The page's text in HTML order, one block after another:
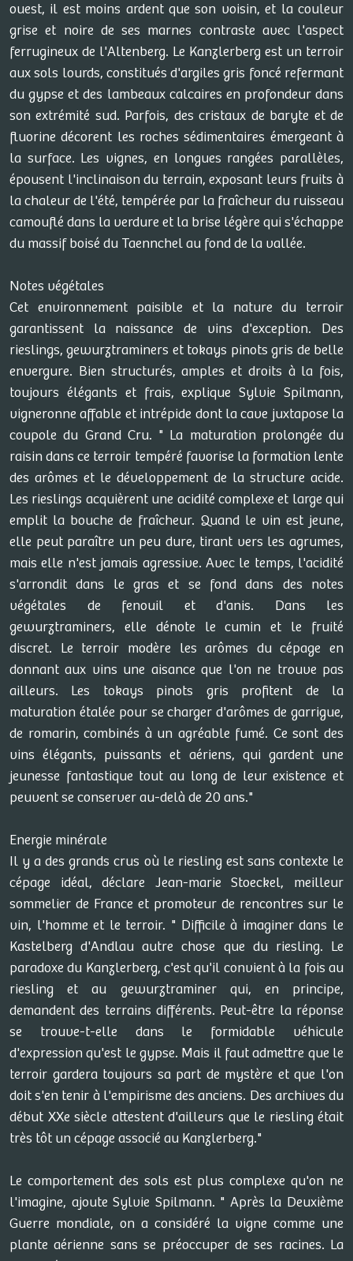
ouest, il est moins ardent que son voisin, et la couleur
grise et noire de ses marnes contraste avec l'aspect
ferrugineux de l'Altenberg. Le Kanzlerberg est un terroir
aux sols lourds, constitués d'argiles gris foncé refermant
du gypse et des lambeaux calcaires en profondeur dans
son extrémité sud. Parfois, des cristaux de baryte et de
fluorine décorent les roches sédimentaires émergeant à
la surface. Les vignes, en longues rangées parallèles,
épousent l'inclinaison du terrain, exposant leurs fruits à
la chaleur de l'été, tempérée par la fraîcheur du ruisseau
camouflé dans la verdure et la brise légère qui s'échappe
du massif boisé du Taennchel au fond de la vallée.
Notes végétales
Cet environnement paisible et la nature du terroir
garantissent la naissance de vins d'exception. Des
rieslings, gewurztraminers et tokays pinots gris de belle
envergure. Bien structurés, amples et droits à la fois,
toujours élégants et frais, explique Sylvie Spilmann,
vigneronne affable et intrépide dont la cave juxtapose la
coupole du Grand Cru. " La maturation prolongée du
raisin dans ce terroir tempéré favorise la formation lente
des arômes et le développement de la structure acide.
Les rieslings acquièrent une acidité complexe et large qui
emplit la bouche de fraîcheur. Quand le vin est jeune,
elle peut paraître un peu dure, tirant vers les agrumes,
mais elle n'est jamais agressive. Avec le temps, l'acidité
s'arrondit dans le gras et se fond dans des notes
végétales de fenouil et d'anis. Dans les
gewurztraminers, elle dénote le cumin et le fruité
discret. Le terroir modère les arômes du cépage en
donnant aux vins une aisance que l'on ne trouve pas
ailleurs. Les tokays pinots gris profitent de la
maturation étalée pour se charger d'arômes de garrigue,
de romarin, combinés à un agréable fumé. Ce sont des
vins élégants, puissants et aériens, qui gardent une
jeunesse fantastique tout au long de leur existence et
peuvent se conserver au-delà de 20 ans."
Energie minérale
Il y a des grands crus où le riesling est sans contexte le
cépage idéal, déclare Jean-marie Stoeckel, meilleur
sommelier de France et promoteur de rencontres sur le
vin, l'homme et le terroir. " Difficile à imaginer dans le
Kastelberg d'Andlau autre chose que du riesling. Le
paradoxe du Kanzlerberg, c'est qu'il convient à la fois au
riesling et au gewurztraminer qui, en principe,
demandent des terrains différents. Peut-être la réponse
se trouve-t-elle dans le formidable véhicule
d'expression qu'est le gypse. Mais il faut admettre que le
terroir gardera toujours sa part de mystère et que l'on
doit s'en tenir à l'empirisme des anciens. Des archives du
début XXe siècle attestent d'ailleurs que le riesling était
très tôt un cépage associé au Kanzlerberg."
Le comportement des sols est plus complexe qu'on ne
l'imagine, ajoute Sylvie Spilmann. " Après la Deuxième
Guerre mondiale, on a considéré la vigne comme une
plante aérienne sans se préoccuper de ses racines. La